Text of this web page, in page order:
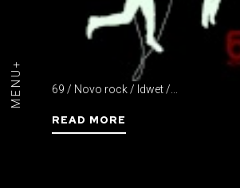
MENU+ 69 / Novo rock / Idwet /...
READ MORE